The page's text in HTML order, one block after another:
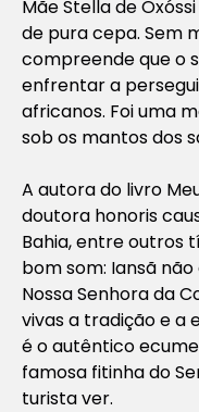
Mãe Stella de
de pura cepa. Sem
compreende que o
enfrentar a
africanos. Foi uma
sob os mantos dos
A autora do livro
doutora honoris
Bahia, entre outros
bom som: Iansã
Nossa Senhora da
vivas a tradição e a
é o autêntico
famosa fitinha do
turista ver.